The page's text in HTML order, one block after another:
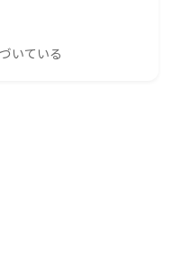
いている